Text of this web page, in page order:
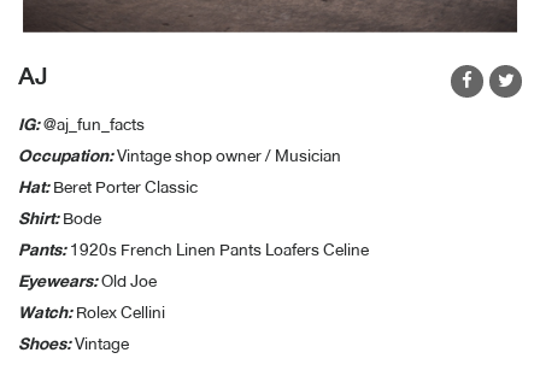
AJ
IG:@aj_fun_facts
Occupation:Vintage shop owner / Musician
Hat:Beret Porter Classic
Shirt:Bode
Pants:1920s French Linen Pants Loafers Celine
Eyewears:Old Joe
Watch:Rolex Cellini
Shoes:Vintage